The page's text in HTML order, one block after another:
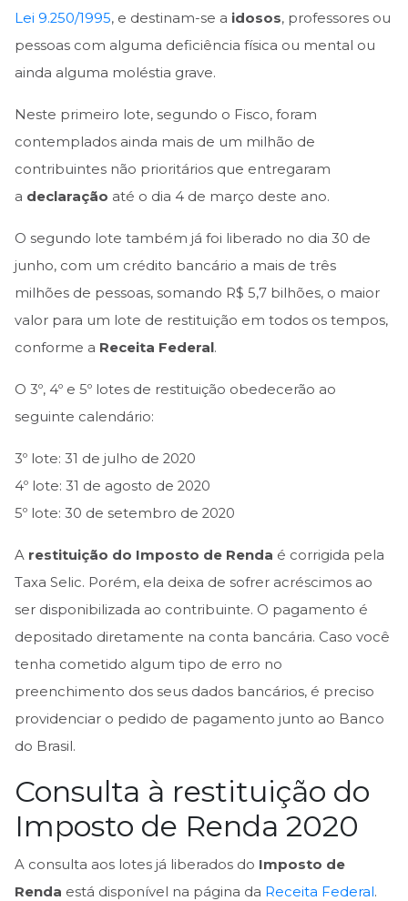
Lei 9.250/1995, e destinam-se a idosos, professores ou
pessoas com alguma deficiência física ou mental ou
ainda alguma moléstia grave.
Neste primeiro lote, segundo o Fisco, foram
contemplados ainda mais de um milhão de
contribuintes não prioritários que entregaram
a declaração até o dia 4 de março deste ano.
O segundo lote também já foi liberado no dia 30 de
junho, com um crédito bancário a mais de três
milhões de pessoas, somando R$ 5,7 bilhões, o maior
valor para um lote de restituição em todos os tempos,
conforme a Receita Federal.
O 3º, 4º e 5º lotes de restituição obedecerão ao
seguinte calendário:
3º lote: 31 de julho de 2020
4º lote: 31 de agosto de 2020
5º lote: 30 de setembro de 2020
A restituição do Imposto de Renda é corrigida pela
Taxa Selic. Porém, ela deixa de sofrer acréscimos ao
ser disponibilizada ao contribuinte. O pagamento é
depositado diretamente na conta bancária. Caso você
tenha cometido algum tipo de erro no
preenchimento dos seus dados bancários, é preciso
providenciar o pedido de pagamento junto ao Banco
do Brasil.
Consulta à restituição do
Imposto de Renda 2020
A consulta aos lotes já liberados do Imposto de
Renda está disponível na página da Receita Federal.